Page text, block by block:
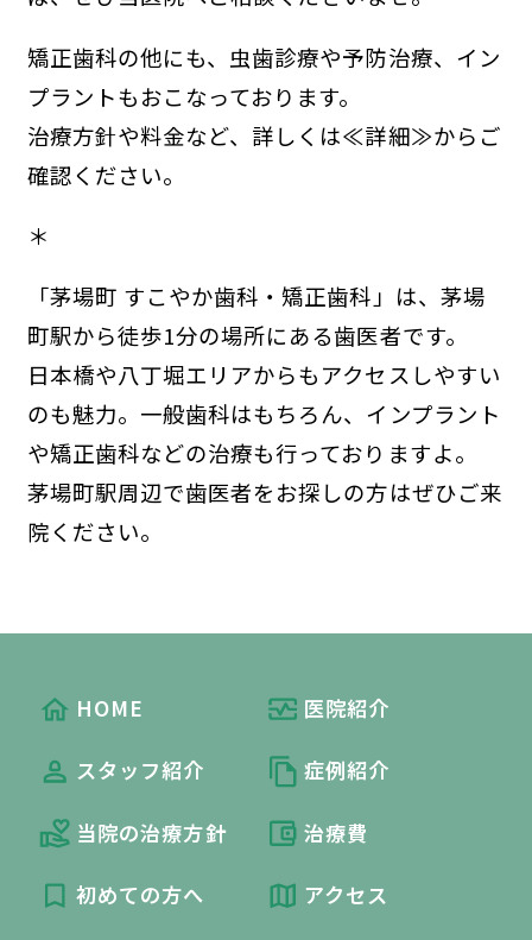
矯正歯科の他にも、虫歯診療や予防治療、イン
プラントもおこなっております。
治療方針や料金など、詳しくは≪詳細≫からご
確認ください。
＊
「茅場町 すこやか歯科・矯正歯科」は、茅場
町駅から徒歩1分の場所にある歯医者です。
日本橋や八丁堀エリアからもアクセスしやすい
のも魅力。一般歯科はもちろん、インプラント
や矯正歯科などの治療も行っておりますよ。
茅場町駅周辺で歯医者をお探しの方はぜひご来
院ください。
HOME
スタッフ紹介
当院の治療方針
初めての方へ
医院紹介
症例紹介
治療費
アクセス